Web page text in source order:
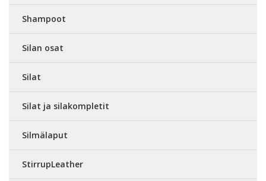
Shampoot
Silan osat
Silat
Silat ja silakompletit
Silmälaput
StirrupLeather